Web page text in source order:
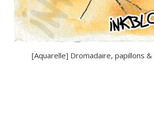
[Aquarelle] Dromadaire, papillons